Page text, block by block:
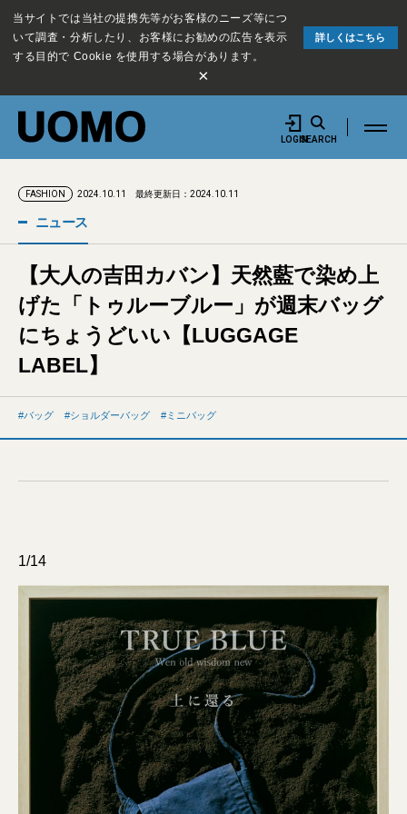
当サイトでは当社の提携先等がお客様のニーズ等につ
いて調査・分析したり、お客様にお勧めの広告を表示
する目的で Cookie を使用する場合があります。
詳しくはこちら
×
LOGINSEARCH
FASHION 2024.10.11 最終更新日：2024.10.11
ニュース
【大人の吉田カバン】天然藍で染め上
げた「トゥルーブルー」が週末バッグ
にちょうどいい【LUGGAGE
LABEL】
バッグ ショルダーバッグ ミニバッグ
1/14